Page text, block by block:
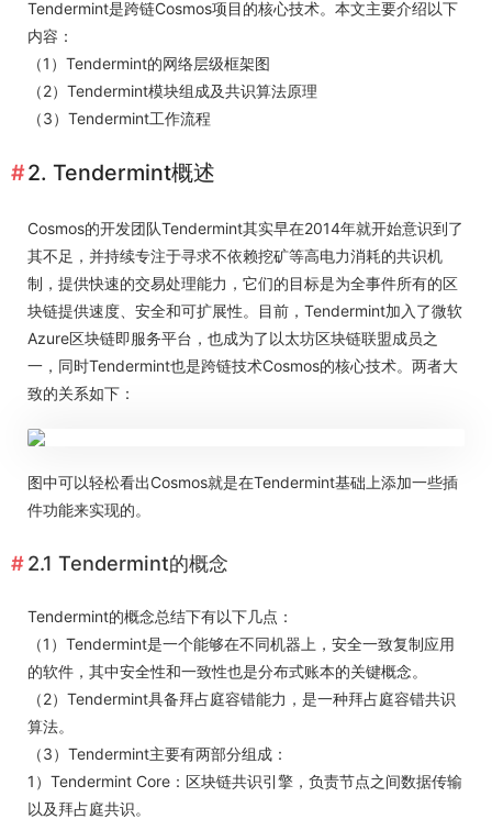
Tendermint是跨链Cosmos项目的核心技术。本文主要介绍以下
内容：
（1）Tendermint的网络层级框架图
（2）Tendermint模块组成及共识算法原理
（3）Tendermint工作流程
2. Tendermint概述
Cosmos的开发团队Tendermint其实早在2014年就开始意识到了
其不足，并持续专注于寻求不依赖挖矿等高电力消耗的共识机
制，提供快速的交易处理能力，它们的目标是为全事件所有的区
块链提供速度、安全和可扩展性。目前，Tendermint加入了微软
Azure区块链即服务平台，也成为了以太坊区块链联盟成员之
一，同时Tendermint也是跨链技术Cosmos的核心技术。两者大
致的关系如下：
图中可以轻松看出Cosmos就是在Tendermint基础上添加一些插
件功能来实现的。
2.1 Tendermint的概念
Tendermint的概念总结下有以下几点：
（1）Tendermint是一个能够在不同机器上，安全一致复制应用
的软件，其中安全性和一致性也是分布式账本的关键概念。
（2）Tendermint具备拜占庭容错能力，是一种拜占庭容错共识
算法。
（3）Tendermint主要有两部分组成：
1）Tendermint Core：区块链共识引擎，负责节点之间数据传输
以及拜占庭共识。